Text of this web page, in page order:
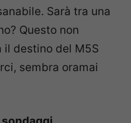
Sarà tra una
Questo non
il destino del M5S
sembra oramai